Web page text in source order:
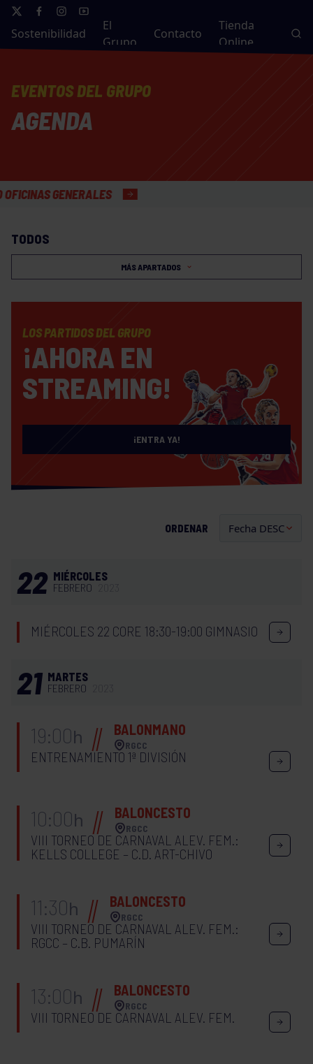
Sostenibilidad
El
Grupo
Contacto
Tienda
Online
EVENTOS DEL GRUPO
AGENDA
GENERALES
TODOS
MÁS APARTADOS
LOS PARTIDOS DEL GRUPO
¡AHORA EN
STREAMING!
¡ENTRA YA!
ORDENAR
22 MIÉRCOLES
FEBRERO
MIÉRCOLES 22 CORE 18:30-19:00 GIMNASIO
21 MARTES
FEBRERO
19:00h BALONMANO
RGCC
ENTRENAMIENTO 1ª DIVISIÓN
10:00h BALONCESTO
RGCC
VIII TORNEO DE CARNAVAL ALEV. FEM.:
KELLS COLLEGE – C.D. ART-CHIVO
11:30h BALONCESTO
RGCC
VIII TORNEO DE CARNAVAL ALEV. FEM.:
RGCC – C.B. PUMARÍN
13:00h BALONCESTO
RGCC
VIII TORNEO DE CARNAVAL ALEV. FEM.